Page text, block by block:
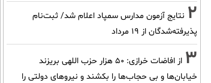
2 نتایج آزمون مدارس سمپاد اعلام شد/ ثبت‌نام
پذیرفته‌شدگان از ۱۹ مرداد
3
از افاضات خرازی: ۵۰ هزار حزب اللهی بریزند
خیابان‌ها و بی حجاب‌ها را بکشند و نیرو‌های دولتی را